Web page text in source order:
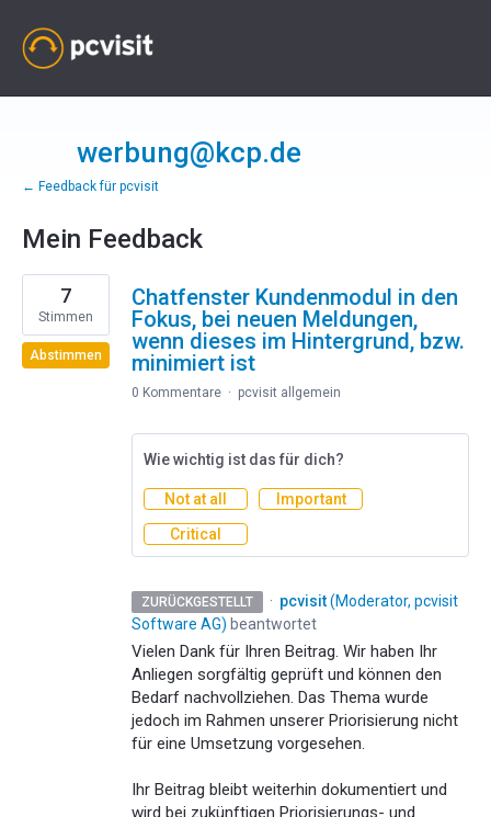
werbung@kcp.de
← Feedback für pcvisit
Mein Feedback
7
gefundene
Ergebnisse
Chatfenster Kundenmodul in den
Fokus, bei neuen Meldungen,
wenn dieses im Hintergrund, bzw.
minimiert ist
7
Stimmen
Abstimmen
0 Kommentare · pcvisit allgemein
Wie wichtig ist das für dich?
Not at all
Important
Critical
ZURÜCKGESTELLT · pcvisit(Moderator, pcvisit
Software AG) beantwortet
Vielen Dank für Ihren Beitrag. Wir haben Ihr
Anliegen sorgfältig geprüft und können den
Bedarf nachvollziehen. Das Thema wurde
jedoch im Rahmen unserer Priorisierung nicht
für eine Umsetzung vorgesehen.
Ihr Beitrag bleibt weiterhin dokumentiert und
wird bei zukünftigen Priorisierungs- und